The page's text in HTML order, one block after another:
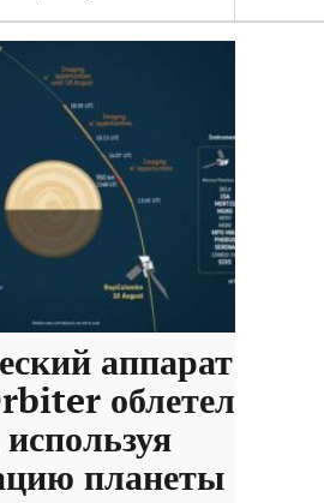
аппарат
облетел
планеты